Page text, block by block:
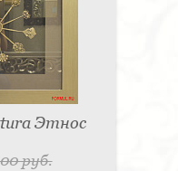
Этнос
руб.